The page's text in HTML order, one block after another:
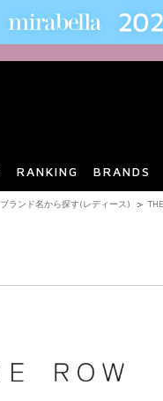
RANKING BRANDS
ブランド名から探す(レディース)